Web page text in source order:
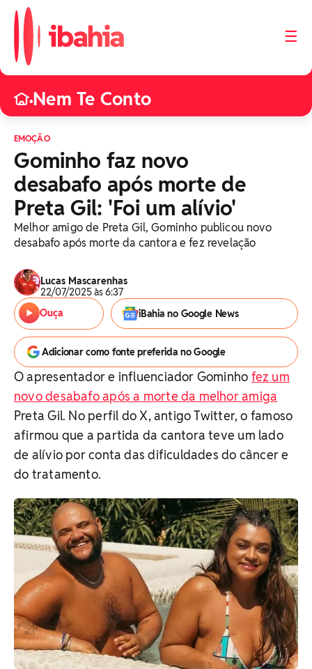
☰
•Nem Te Conto
EMOÇÃO
Gominho faz novo
desabafo após morte de
Preta Gil: 'Foi um alívio'
Melhor amigo de Preta Gil, Gominho publicou novo
desabafo após morte da cantora e fez revelação
Lucas Mascarenhas
22/07/2025 às 6:37
Ouça
iBahia no Google News
Adicionar como fonte preferida no Google
O apresentador e influenciador Gominho fez um
novo desabafo após a morte da melhor amiga
Preta Gil. No perfil do X, antigo Twitter, o famoso
afirmou que a partida da cantora teve um lado
de alívio por conta das dificuldades do câncer e
do tratamento.